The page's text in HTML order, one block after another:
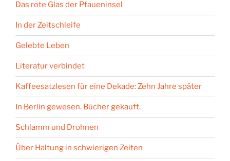
Das rote Glas der Pfaueninsel
In der Zeitschleife
Gelebte Leben
Literatur verbindet
Kaffeesatzlesen für eine Dekade: Zehn Jahre später
In Berlin gewesen. Bücher gekauft.
Schlamm und Drohnen
Über Haltung in schwierigen Zeiten